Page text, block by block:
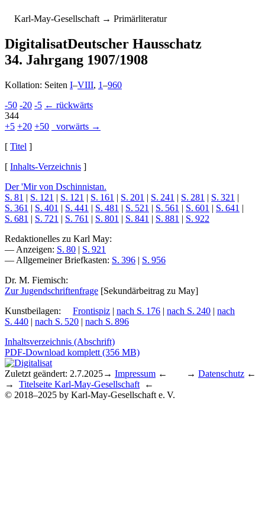
Karl-May-Gesellschaft → Primärliteratur
DigitalisatDeutscher Hausschatz
34. Jahrgang 1907/1908
Kollation: Seiten I–VIII, 1–960
-50 -20 -5 ← rückwärts
344
+5 +20 +50
vorwärts →
[ Titel ]
[ Inhalts-Verzeichnis ]
Der 'Mir von Dschinnistan.
S. 81 | S. 121 | S. 121 | S. 161 | S. 201 | S. 241 | S. 281 | S. 321 |
S. 361 | S. 401 | S. 441 | S. 481 | S. 521 | S. 561 | S. 601 | S. 641 |
S. 681 | S. 721 | S. 761 | S. 801 | S. 841 | S. 881 | S. 922
Redaktionelles zu Karl May:
— Anzeigen: S. 80 | S. 921
— Allgemeiner Briefkasten: S. 396 | S. 956
Dr. M. Fiemisch:
Zur Ju­gend­schrif­ten­fra­ge [Se­kun­där­bei­trag zu May]
Kunstbeilagen: Frontispiz | nach S. 176 | nach S. 240 | nach
S. 440 | nach S. 520 | nach S. 896
Inhaltsverzeichnis (Abschrift)
PDF-Download komplett (356 MB)
Zuletzt geändert: 2.7.2025→ Impressum ← → Datenschutz ←
→ Titelseite Karl-May-Gesellschaft ←
© 2018–2025 by Karl-May-Gesellschaft e. V.